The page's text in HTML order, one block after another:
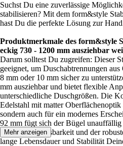
Suchst Du eine zuverlässige
stabilisieren? Mit dem form&style
hast Du die perfekte Lösung zur
Produktmerkmale des form&style
eckig 730 - 1200 mm ausziehbar
Darum solltest Du zugreifen: Dieser
geeignet, um Duschabtrennungen
8 mm oder 10 mm sicher zu
mm ausziehbar und bietet flexible
unterschiedliche Duschgrößen. Die
Edelstahl mit matter
sondern auch für ein modernes
92 mm fügt sich der Bügel
einfache Anpassbarkeit und der
lange Lebensdauer und Stabilität
Mehr anzeigen